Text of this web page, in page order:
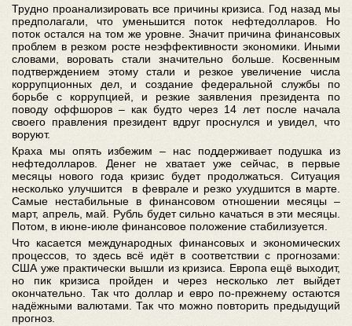
Трудно проанализировать все причины кризиса. Год назад мы
предполагали, что уменьшится поток нефтедолларов. Но
поток остался на том же уровне. Значит причина финансовых
проблем в резком росте неэффективности экономики. Иными
словами, воровать стали значительно больше. Косвенным
подтверждением этому стали и резкое увеличение числа
коррупционных дел, и создание федеральной службы по
борьбе с коррупцией, и резкие заявления президента по
поводу оффшоров – как будто через 14 лет после начала
своего правления президент вдруг проснулся и увидел, что
воруют.
Краха мы опять избежим – нас поддерживает подушка из
нефтедолларов. Денег не хватает уже сейчас, в первые
месяцы нового года кризис будет продолжаться. Ситуация
несколько улучшится в феврале и резко ухудшится в марте.
Самые нестабильные в финансовом отношении месяцы –
март, апрель, май. Рубль будет сильно качаться в эти месяцы.
Потом, в июне-июле финансовое положение стабилизуется.
Что касается международных финансовых и экономических
процессов, то здесь всё идёт в соответствии с прогнозами:
США уже практически вышли из кризиса. Европа ещё выходит,
но пик кризиса пройден и через несколько лет выйдет
окончательно. Так что доллар и евро по-прежнему остаются
надёжными валютами. Так что можно повторить предыдущий
прогноз.